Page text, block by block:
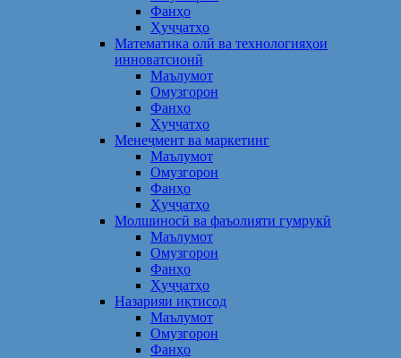
Фанҳо
Ҳуҷҷатҳо
Математика олӣ ва технологияҳои
инноватсионӣ
Маълумот
Омузгорон
Фанҳо
Ҳуҷҷатҳо
Менеҷмент ва маркетинг
Маълумот
Омузгорон
Фанҳо
Ҳуҷҷатҳо
Молшиносӣ ва фаъолияти гумрукӣ
Маълумот
Омузгорон
Фанҳо
Ҳуҷҷатҳо
Назарияи иқтисод
Маълумот
Омузгорон
Фанҳо